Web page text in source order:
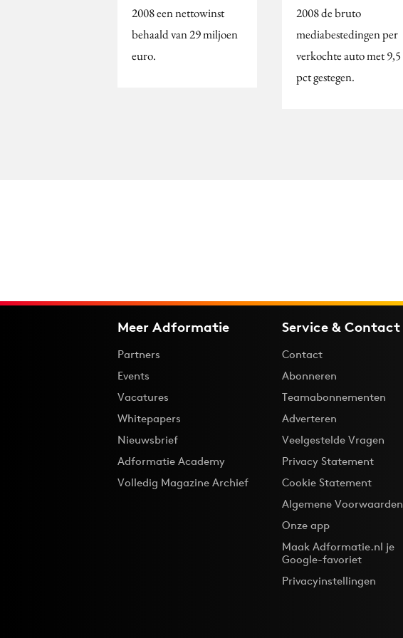
2008 een nettowinst
behaald van 29 miljoen
euro.
2008 de bruto
mediabestedingen per
verkochte auto met 9,5
pct gestegen.
Meer Adformatie
Partners
Events
Vacatures
Whitepapers
Nieuwsbrief
Adformatie Academy
Volledig Magazine Archief
Service & Contact
Contact
Abonneren
Teamabonnementen
Adverteren
Veelgestelde Vragen
Privacy Statement
Cookie Statement
Algemene Voorwaarden
Onze app
Maak Adformatie.nl je
Google-favoriet
Privacyinstellingen